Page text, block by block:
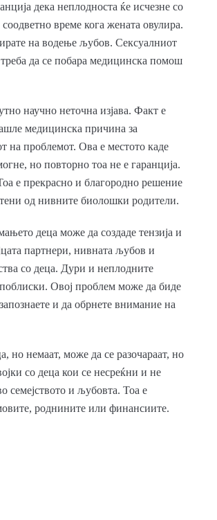
дека неплодноста ќе исчезне со
време кога жената овулира.
на водење љубов. Сексуалниот
да се побара медицинска помош
научно неточна изјава. Факт е
медицинска причина за
на проблемот. Ова е местото каде
но повторно тоа не е гаранција.
е прекрасно и благородно решение
од нивните биолошки родители.
деца може да создаде тензија и
партнери, нивната љубов и
со деца. Дури и неплодните
поблиски. Овој проблем може да биде
и да обрнете внимание на
но немаат, може да се разочараат, но
со деца кои се несреќни и не
семејството и љубовта. Тоа е
роднините или финансиите.